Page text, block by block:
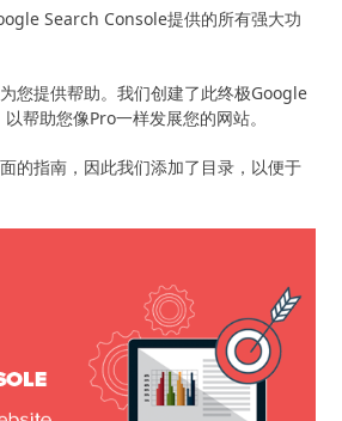
Search Console提供的所有强大功
您提供帮助。我们创建了此终极Google
帮助您像Pro一样发展您的网站。
的指南，因此我们添加了目录，以便于